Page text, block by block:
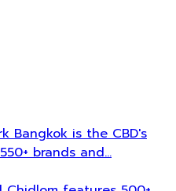
Bangkok is the CBD's
brands and…